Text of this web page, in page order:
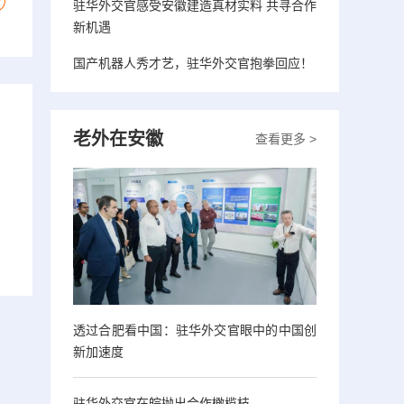
驻华外交官感受安徽建造真材实料 共寻合作
新机遇
国产机器人秀才艺，驻华外交官抱拳回应！
查看更多 >
老外在安徽
透过合肥看中国：驻华外交官眼中的中国创
新加速度